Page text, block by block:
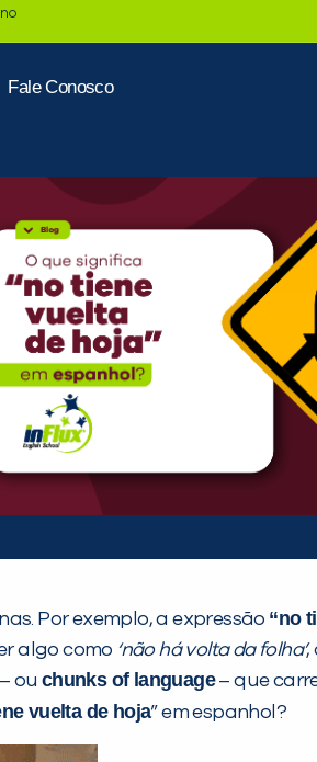
Fale Conosco
Por exemplo, a expressão “no
algo como ‘não há volta da folha’,
ou chunks of language– que
vuelta de hoja” em espanhol?